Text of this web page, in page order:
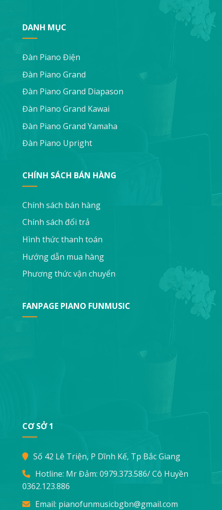
DANH MỤC
Đàn Piano Điện
Đàn Piano Grand
Đàn Piano Grand Diapason
Đàn Piano Grand Kawai
Đàn Piano Grand Yamaha
Đàn Piano Upright
CHÍNH SÁCH BÁN HÀNG
Chính sách bán hàng
Chính sách đổi trả
Hình thức thanh toán
Hướng dẫn mua hàng
Phương thức vận chuyển
FANPAGE PIANO FUNMUSIC
CƠ SỞ 1
Số 42 Lê Triện, P Dĩnh Kế, Tp Bắc Giang
Hotline: Mr Đảm: 0979.373.586/ Cô Huyền
0362.123.886
Email: pianofunmusicbgbn@gmail.com